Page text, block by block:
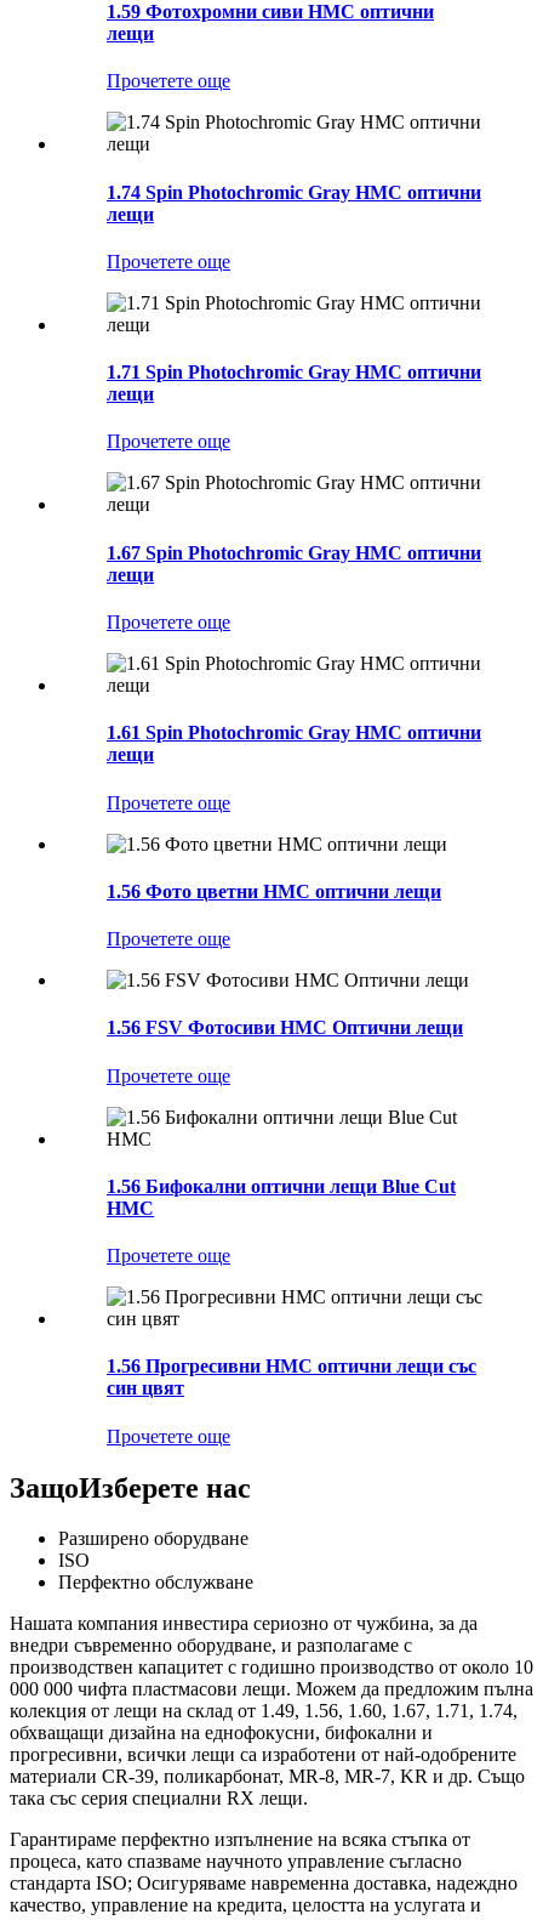
1.59 Фотохромни сиви HMC оптични
лещи
Прочетете още
1.74 Spin Photochromic Gray HMC оптични
лещи
Прочетете още
1.71 Spin Photochromic Gray HMC оптични
лещи
Прочетете още
1.67 Spin Photochromic Gray HMC оптични
лещи
Прочетете още
1.61 Spin Photochromic Gray HMC оптични
лещи
Прочетете още
1.56 Фото цветни HMC оптични лещи
Прочетете още
1.56 FSV Фотосиви HMC Оптични лещи
Прочетете още
1.56 Бифокални оптични лещи Blue Cut
HMC
Прочетете още
1.56 Прогресивни HMC оптични лещи със
син цвят
Прочетете още
ЗащоИзберете нас
Разширено оборудване
ISO
Перфектно обслужване
Нашата компания инвестира сериозно от чужбина, за да
внедри съвременно оборудване, и разполагаме с
производствен капацитет с годишно производство от около 10
000 000 чифта пластмасови лещи. Можем да предложим пълна
колекция от лещи на склад от 1.49, 1.56, 1.60, 1.67, 1.71, 1.74,
обхващащи дизайна на еднофокусни, бифокални и
прогресивни, всички лещи са изработени от най-одобрените
материали CR-39, поликарбонат, MR-8, MR-7, KR и др. Също
така със серия специални RX лещи.
Гарантираме перфектно изпълнение на всяка стъпка от
процеса, като спазваме научното управление съгласно
стандарта ISO; Осигуряваме навременна доставка, надеждно
качество, управление на кредита, целостта на услугата и